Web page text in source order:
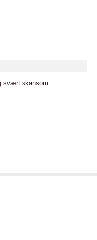
svært skånsom